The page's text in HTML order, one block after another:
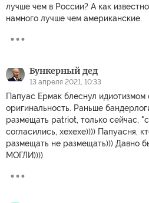
лучше чем в России? А как
намного лучше чем американские.
Бункерный дед
13 апреля 2021, 10:33
Папуас Ермак блеснул идиотизмом
оригинальность. Раньше
размещать patriot, только сейчас,
согласились, хехехе)))) Папуасня,
размещать не размещать))) Давно
МОГЛИ))))